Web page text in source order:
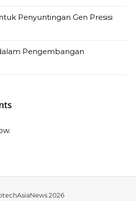
Penyuntingan Gen Presisi
Pengembangan
2026